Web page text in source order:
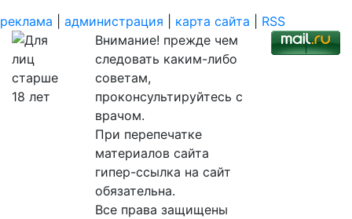
реклама
администрация карта сайта
RSS
Внимание! прежде чем
следовать каким-либо
советам,
проконсультируйтесь с
врачом.
При перепечатке
материалов сайта
гипер-ссылка на сайт
обязательна.
Все права защищены